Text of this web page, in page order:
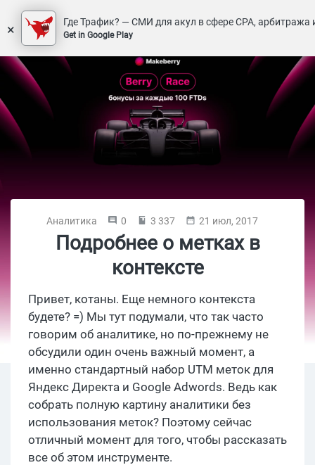
× Где Трафик? — СМИ для акул в сфере СРА, арбитража
Get in Google Play
Аналитика 0 3 337 21 июл, 2017
Подробнее о метках в
контексте
Привет, котаны. Еще немного контекста
будете? =) Мы тут подумали, что так часто
говорим об аналитике, но по-прежнему не
обсудили один очень важный момент, а
именно стандартный набор UTM меток для
Яндекс Директа и Google Adwords. Ведь как
собрать полную картину аналитики без
использования меток? Поэтому сейчас
отличный момент для того, чтобы рассказать
все об этом инструменте.